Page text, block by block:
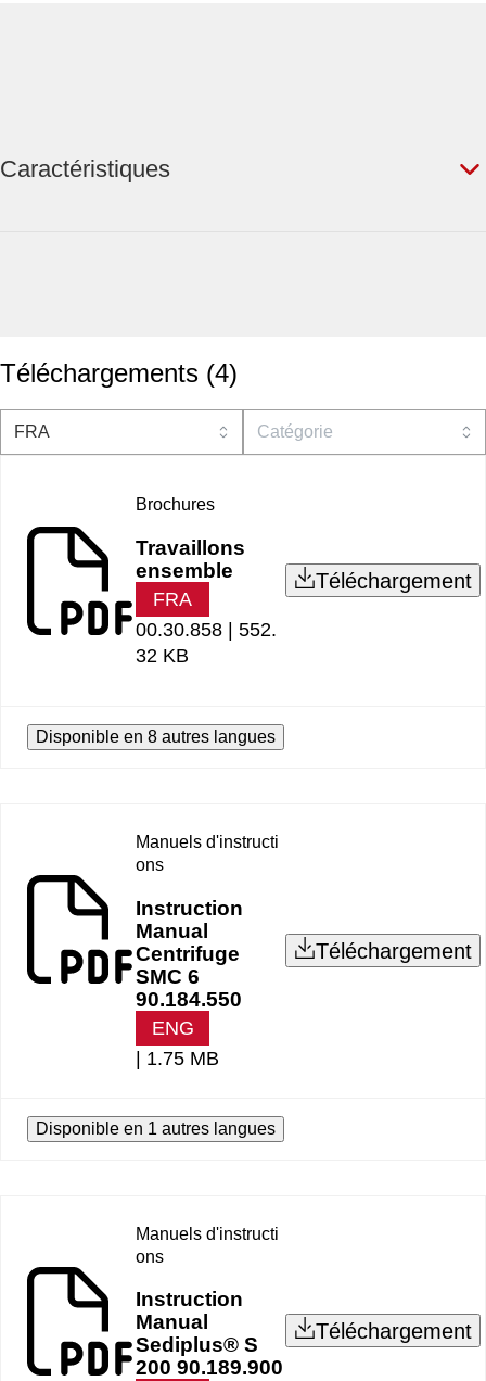
Caractéristiques
Téléchargements (4)
Brochures
Travaillons
ensemble
FRA
00.30.858 | 552.
32 KB
Téléchargement
Disponible en 8 autres langues
Manuels d'instructi
ons
Instruction
Manual
Centrifuge
SMC 6
90.184.550
ENG
| 1.75 MB
Téléchargement
Disponible en 1 autres langues
Manuels d'instructi
ons
Instruction
Manual
Sediplus® S
200 90.189.900
Téléchargement